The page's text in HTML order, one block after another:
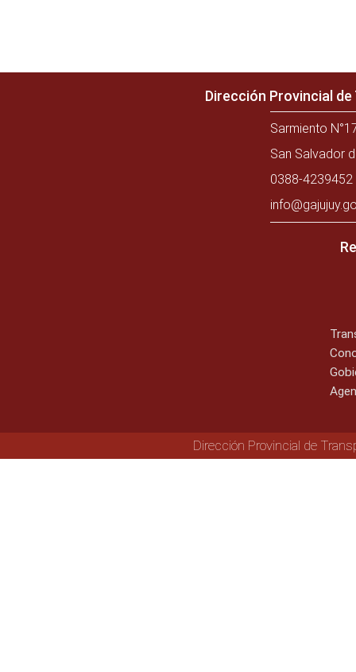
Dirección Provincial
Sarmiento
San Salvador
0388-
Dirección Provincial de